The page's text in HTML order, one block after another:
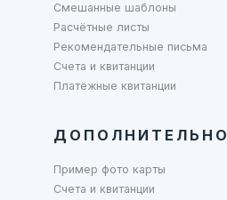
Смешанные шаблоны
Расчётные листы
Рекомендательные письма
Счета и квитанции
Платёжные квитанции
ДОПОЛНИТЕЛЬНО
Пример фото карты
Счета и квитанции